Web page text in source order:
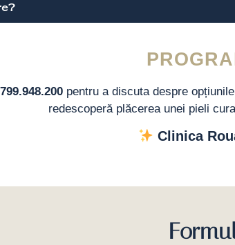
pentru a discuta despre
redescoperă plăcerea unei pieli
Clinica